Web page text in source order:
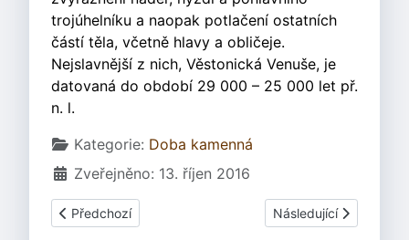
trojúhelníku a naopak potlačení ostatních
částí těla, včetně hlavy a obličeje.
Nejslavnější z nich, Věstonická Venuše, je
datovaná do období 29 000 – 25 000 let př.
n. l.
Základní údaje
Kategorie: Doba kamenná
Zveřejněno: 13. říjen 2016
Předchozí článek: Petřkovická venuše
Předchozí Další článek: Byli
Následující